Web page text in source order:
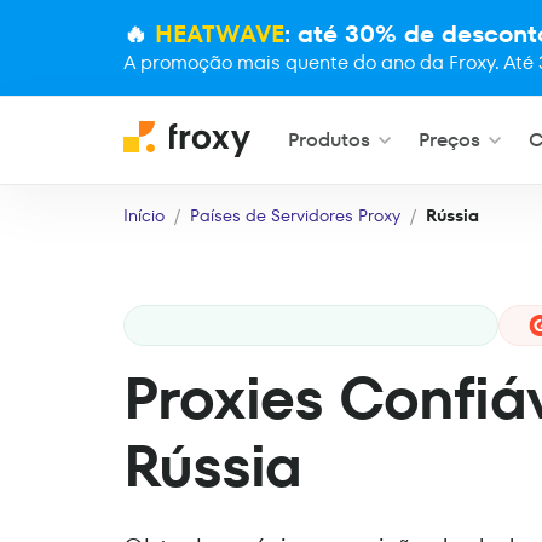
🔥 HEATWAVE: até 30% de
A promoção mais quente do ano da Froxy. Até
Produtos Preços
Início Países de Servidores Proxy Rússia
Proxies
Rússia